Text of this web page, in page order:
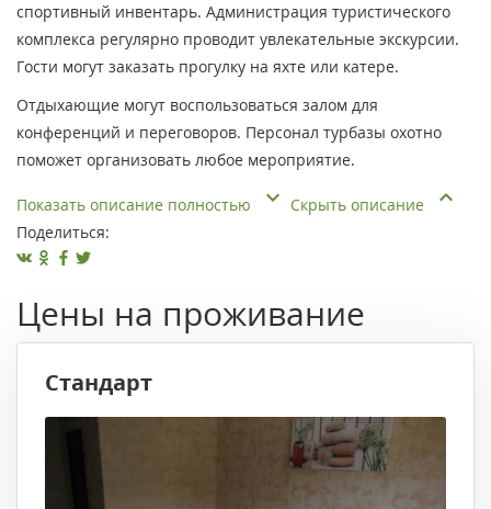
спортивный инвентарь. Администрация туристического
комплекса регулярно проводит увлекательные экскурсии.
Гости могут заказать прогулку на яхте или катере.
Отдыхающие могут воспользоваться залом для
конференций и переговоров. Персонал турбазы охотно
поможет организовать любое мероприятие.
Показать описание полностью
Скрыть описание
Поделиться:
Цены на проживание
Стандарт